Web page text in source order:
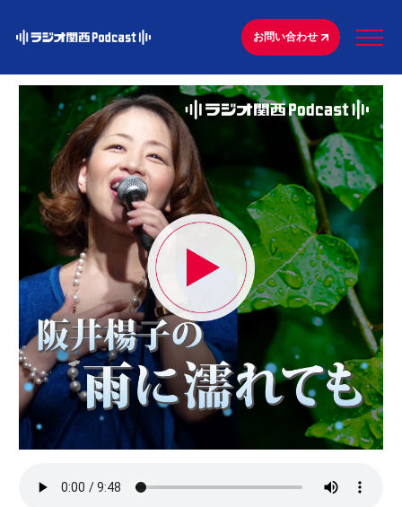
お問い合わせ